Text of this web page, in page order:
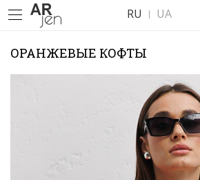
RU UA
ОРАНЖЕВЫЕ КОФТЫ